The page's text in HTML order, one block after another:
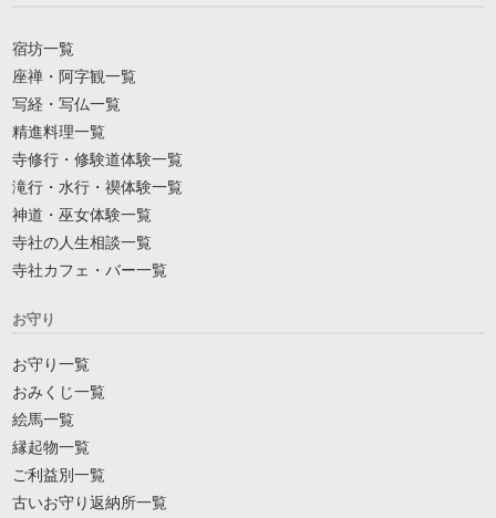
宿坊一覧
座禅・阿字観一覧
写経・写仏一覧
精進料理一覧
寺修行・修験道体験一覧
滝行・水行・禊体験一覧
神道・巫女体験一覧
寺社の人生相談一覧
寺社カフェ・バー一覧
お守り
お守り一覧
おみくじ一覧
絵馬一覧
縁起物一覧
ご利益別一覧
古いお守り返納所一覧